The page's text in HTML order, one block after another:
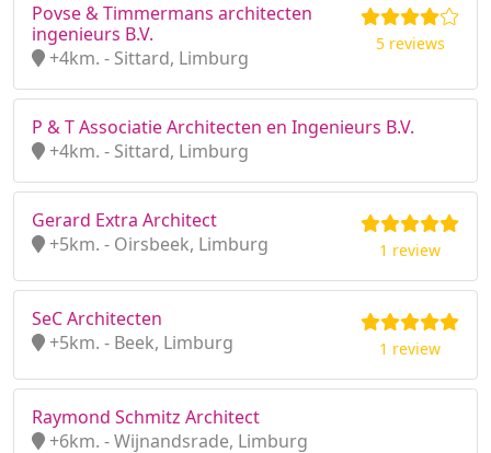
Povse & Timmermans architecten
ingenieurs B.V.
+4km. - Sittard, Limburg
5 reviews
P & T Associatie Architecten en Ingenieurs B.V.
+4km. - Sittard, Limburg
Gerard Extra Architect
+5km. - Oirsbeek, Limburg
1 review
SeC Architecten
+5km. - Beek, Limburg
1 review
Raymond Schmitz Architect
+6km. - Wijnandsrade, Limburg